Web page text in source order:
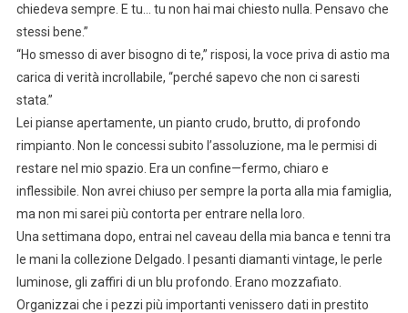
chiedeva sempre. E tu… tu non hai mai chiesto nulla. Pensavo che
stessi bene.”
“Ho smesso di aver bisogno di te,” risposi, la voce priva di astio ma
carica di verità incrollabile, “perché sapevo che non ci saresti
stata.”
Lei pianse apertamente, un pianto crudo, brutto, di profondo
rimpianto. Non le concessi subito l’assoluzione, ma le permisi di
restare nel mio spazio. Era un confine—fermo, chiaro e
inflessibile. Non avrei chiuso per sempre la porta alla mia famiglia,
ma non mi sarei più contorta per entrare nella loro.
Una settimana dopo, entrai nel caveau della mia banca e tenni tra
le mani la collezione Delgado. I pesanti diamanti vintage, le perle
luminose, gli zaffiri di un blu profondo. Erano mozzafiato.
Organizzai che i pezzi più importanti venissero dati in prestito